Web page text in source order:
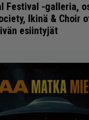
Festival -galleria,
Ikinä & Choir
esiintyjät